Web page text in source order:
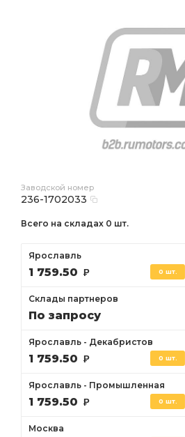
Заводской номер
236-1702033
Всего на складах 0 шт.
Ярославль
1 759.50 Р 0 шт.
Склады партнеров
По запросу
Ярославль - Декабристов
1 759.50 Р 0 шт.
Ярославль - Промышленная
1 759.50 Р 0 шт.
Москва